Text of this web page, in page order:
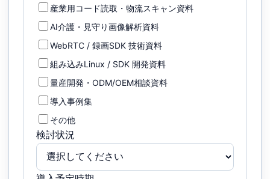
産業用コード読取・物流スキャン資料
AI介護・見守り画像解析資料
WebRTC / 録画SDK 技術資料
組み込みLinux / SDK 開発資料
量産開発・ODM/OEM相談資料
導入事例集
その他
検討状況